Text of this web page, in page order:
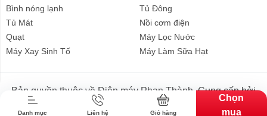
Liên hệ
Danh mục Liên hệ Giỏ hàng
Chọn
mua
Bình nóng lạnh
Tủ Đông
Tủ Mát
Nồi cơm điện
Quạt
Máy Lọc Nước
Máy Xay Sinh Tố
Máy Làm Sữa Hạt
Bản quyền thuộc về Điện máy Phan Thành. Cung cấp bởi